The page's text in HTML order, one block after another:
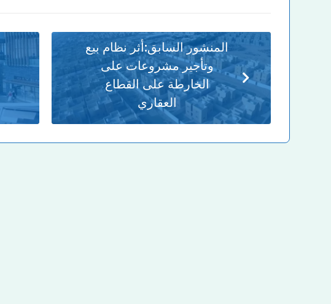
المنشور السابق:أثر نظام بيع
وتأجير مشروعات على
الخارطة على القطاع
العقاري